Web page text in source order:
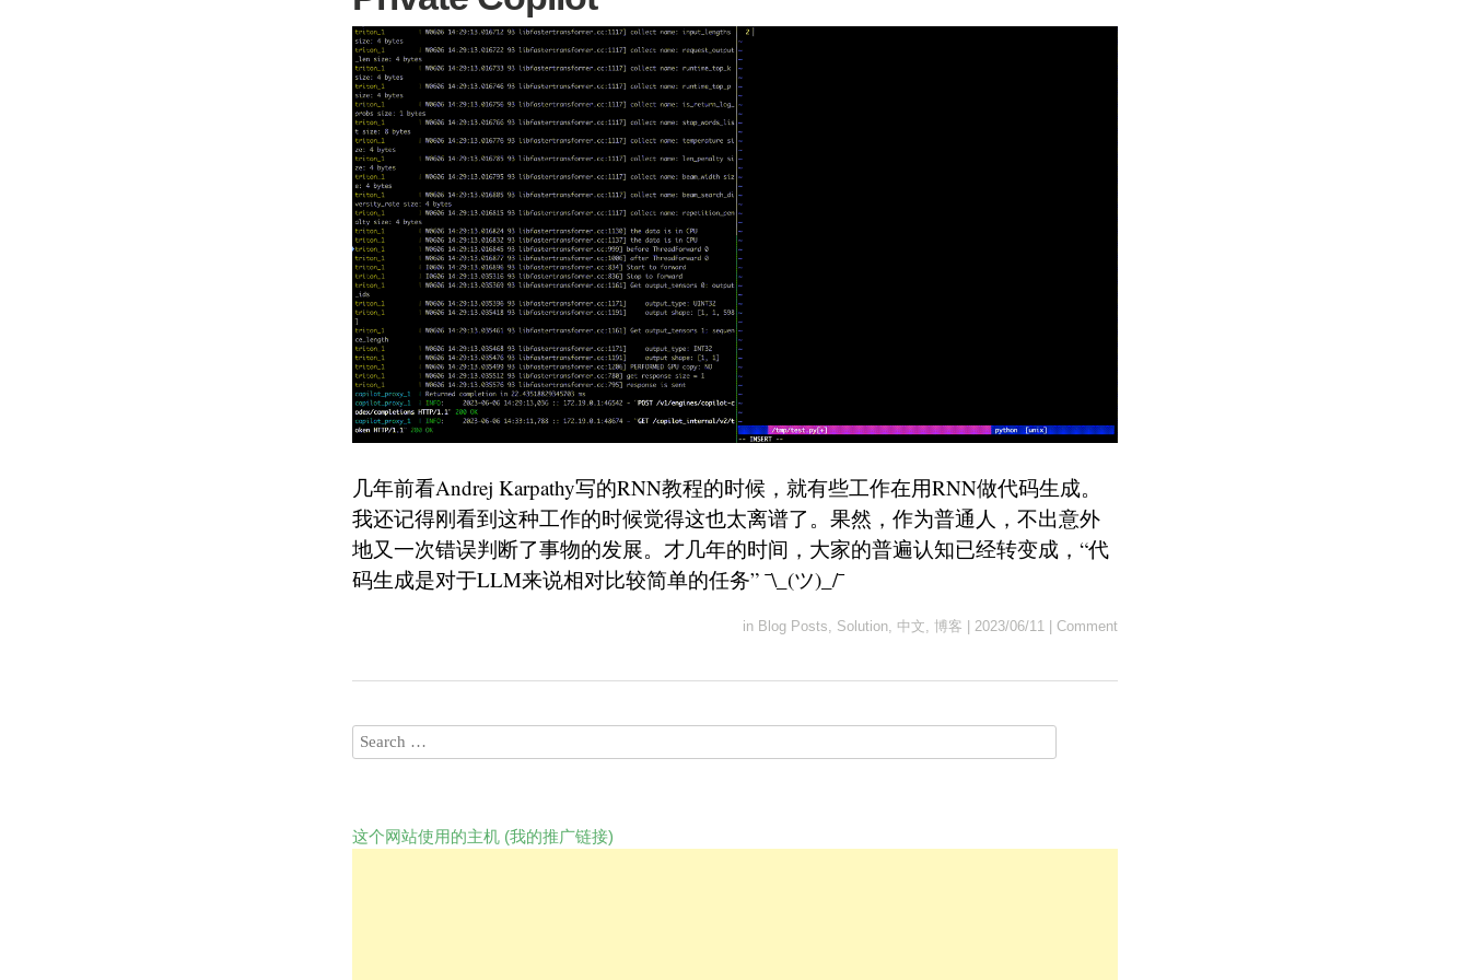
几年前看Andrej Karpathy写的RNN教程的时候，就有些工作在用RNN做代码生成。
我还记得刚看到这种工作的时候觉得这也太离谱了。果然，作为普通人，不出意外
地又一次错误判断了事物的发展。才几年的时间，大家的普遍认知已经转变成，“代
码生成是对于LLM来说相对比较简单的任务” ¯\_(ツ)_/¯
in Blog Posts Solution 中文 博客 | 2023/06/11 | Comment
这个网站使用的主机 (我的推广链接)